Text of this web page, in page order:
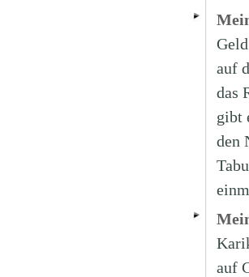
auf
das
gibt
den
auf